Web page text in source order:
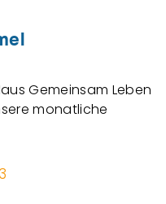
Gemeinsam Leben
monatliche
3